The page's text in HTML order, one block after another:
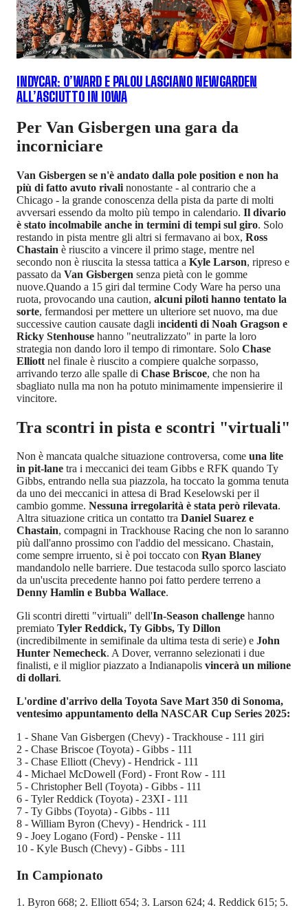
INDYCAR: O’WARD E PALOU LASCIANO NEWGARDEN
ALL’ASCIUTTO IN IOWA
Per Van Gisbergen una gara da
incorniciare
Van Gisbergen se n'è andato dalla pole position e non ha
più di fatto avuto rivali nonostante - al contrario che a
Chicago - la grande conoscenza della pista da parte di molti
avversari essendo da molto più tempo in calendario. Il divario
è stato incolmabile anche in termini di tempi sul giro. Solo
restando in pista mentre gli altri si fermavano ai box, Ross
Chastain è riuscito a vincere il primo stage, mentre nel
secondo non è riuscita la stessa tattica a Kyle Larson, ripreso e
passato da Van Gisbergen senza pietà con le gomme
nuove.Quando a 15 giri dal termine Cody Ware ha perso una
ruota, provocando una caution, alcuni piloti hanno tentato la
sorte, fermandosi per mettere un ulteriore set nuovo, ma due
successive caution causate dagli incidenti di Noah Gragson e
Ricky Stenhouse hanno "neutralizzato" in parte la loro
strategia non dando loro il tempo di rimontare. Solo Chase
Elliott nel finale è riuscito a compiere qualche sorpasso,
arrivando terzo alle spalle di Chase Briscoe, che non ha
sbagliato nulla ma non ha potuto minimamente impensierire il
vincitore.
Tra scontri in pista e scontri "virtuali"
Non è mancata qualche situazione controversa, come una lite
in pit-lane tra i meccanici dei team Gibbs e RFK quando Ty
Gibbs, entrando nella sua piazzola, ha toccato la gomma tenuta
da uno dei meccanici in attesa di Brad Keselowski per il
cambio gomme. Nessuna irregolarità è stata però rilevata.
Altra situazione critica un contatto tra Daniel Suarez e
Chastain, compagni in Trackhouse Racing che non lo saranno
più dall'anno prossimo con l'addio del messicano. Chastain,
come sempre irruento, si è poi toccato con Ryan Blaney
mandandolo nelle barriere. Due testacoda sullo sporco lasciato
da un'uscita precedente hanno poi fatto perdere terreno a
Denny Hamlin e Bubba Wallace.
Gli scontri diretti "virtuali" dell'In-Season challenge hanno
premiato Tyler Reddick, Ty Gibbs, Ty Dillon
(incredibilmente in semifinale da ultima testa di serie) e John
Hunter Nemecheck. A Dover, verranno selezionati i due
finalisti, e il miglior piazzato a Indianapolis vincerà un milione
di dollari.
L'ordine d'arrivo della Toyota Save Mart 350 di Sonoma,
ventesimo appuntamento della NASCAR Cup Series 2025:
1 - Shane Van Gisbergen (Chevy) - Trackhouse - 111 giri
2 - Chase Briscoe (Toyota) - Gibbs - 111
3 - Chase Elliott (Chevy) - Hendrick - 111
4 - Michael McDowell (Ford) - Front Row - 111
5 - Christopher Bell (Toyota) - Gibbs - 111
6 - Tyler Reddick (Toyota) - 23XI - 111
7 - Ty Gibbs (Toyota) - Gibbs - 111
8 - William Byron (Chevy) - Hendrick - 111
9 - Joey Logano (Ford) - Penske - 111
10 - Kyle Busch (Chevy) - Gibbs - 111
In Campionato
1. Byron 668; 2. Elliott 654; 3. Larson 624; 4. Reddick 615; 5.